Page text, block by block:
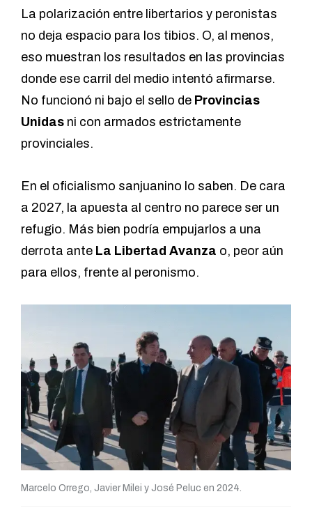
La polarización entre libertarios y peronistas
no deja espacio para los tibios. O, al menos,
eso muestran los resultados en las provincias
donde ese carril del medio intentó afirmarse.
No funcionó ni bajo el sello de Provincias
Unidas ni con armados estrictamente
provinciales.
En el oficialismo sanjuanino lo saben. De cara
a 2027, la apuesta al centro no parece ser un
refugio. Más bien podría empujarlos a una
derrota ante La Libertad Avanza o, peor aún
para ellos, frente al peronismo.
Marcelo Orrego, Javier Milei y José Peluc en 2024.